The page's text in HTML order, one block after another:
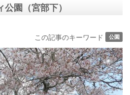
園（宮部下）
この記事のキーワード
公園